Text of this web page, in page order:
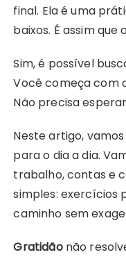
final. Ela é uma
baixos. É assim que
Sim, é possível
Você começa com
Não precisa
Neste artigo,
para o dia a dia.
trabalho, contas e
simples: exercícios
caminho sem
Gratidãonão